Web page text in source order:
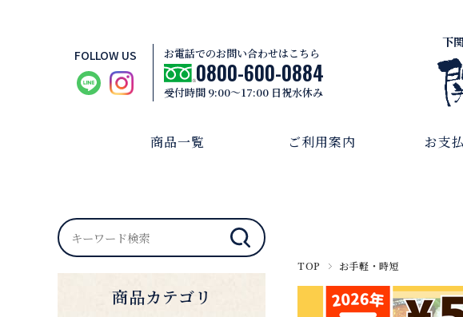
FOLLOW US お電話でのお問い合わせはこちら
0800-600-0884
受付時間 9:00～17:00 日祝水休み
下
商品一覧 ご利用案内 お支
TOP お手軽・時短
商品カテゴリ